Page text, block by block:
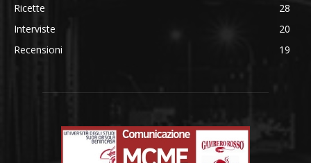
Ricette
28
Interviste
20
Recensioni
19